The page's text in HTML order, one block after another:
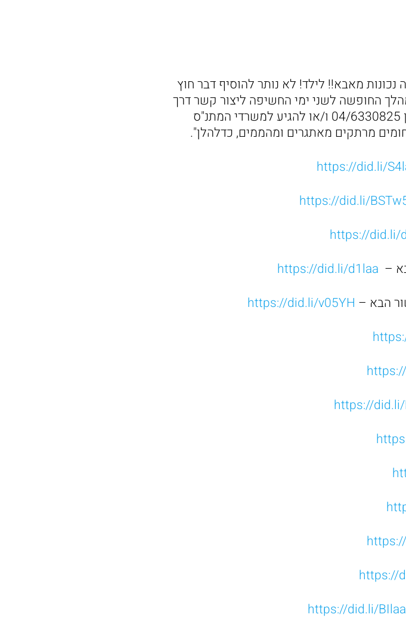
מאבא!! לילד! לא נותר להוסיף דבר חוץ
החופשה לשני ימי החשיפה ליצור קשר דרך
ו/או בטלפון 04/6330825 ו/או להגיע למשרדי המתנ"ס
מרתקים מאתגרים ומהממים, כדלהלן".
https://did.li/
https://did.li/
–
https://did.li/d1laa
הבא –
https://
https://
https://did.li/BIlaa